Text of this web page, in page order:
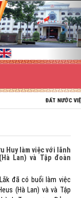
ĐẤT NƯỚC VIỆT
Huy làm việc với lãnh
Lan) và Tập đoàn
đã có buổi làm việc
(Hà Lan) và và Tập